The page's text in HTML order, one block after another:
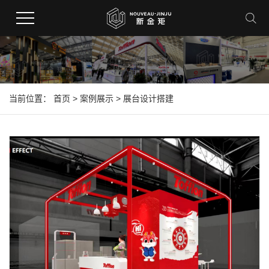
当前位置： 首页 > 案例展示 > 展台设计搭建